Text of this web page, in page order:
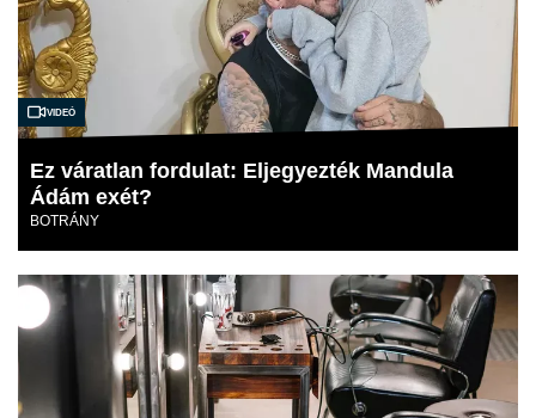
Videó
Ez váratlan fordulat: Eljegyezték Mandula
Ádám exét?
BOTRÁNY